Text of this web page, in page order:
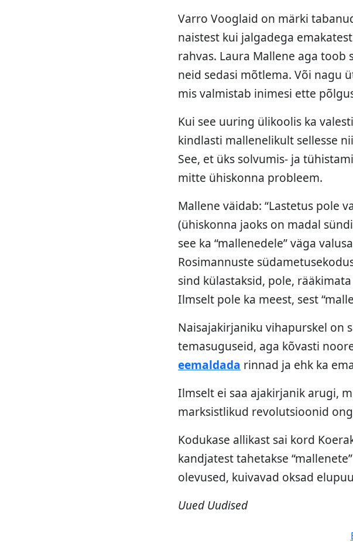
Varro Vooglaid on märki
naistest kui jalgadega
rahvas. Laura Mallene aga
neid sedasi mõtlema. Või nagu
mis valmistab inimesi ette
Kui see uuring ülikoolis ka
kindlasti mallenelikult sellesse
See, et üks solvumis- ja
mitte ühiskonna probleem.
Mallene väidab: “Lastetus pole
(ühiskonna jaoks on madal
see ka “mallenedele” väga
Rosimannuste
sind külastaksid, pole,
Ilmselt pole ka meest, sest
Naisajakirjaniku vihapurskel on
temasuguseid, aga kõvasti
eemaldada rinnad ja ehk ka
Ilmselt ei saa ajakirjanik arugi,
marksistlikud revolutsioonid
Kodukase allikast sai kord
kandjatest tahetakse
olevused, kuivavad oksad
Uued Uudised